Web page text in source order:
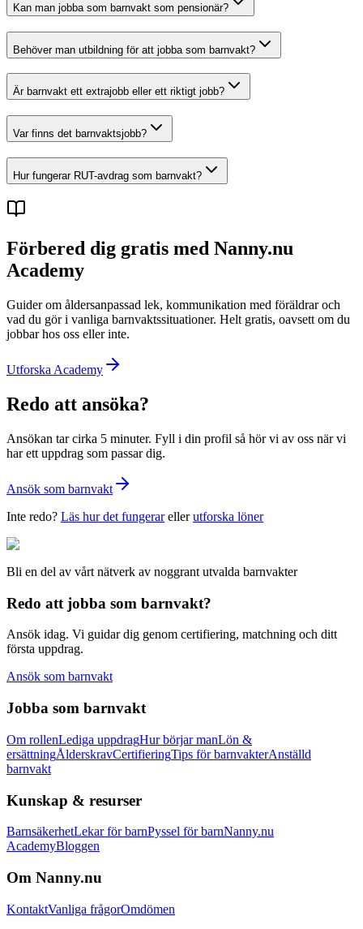
Kan man jobba som barnvakt som pensionär?
Behöver man utbildning för att jobba som barnvakt?
Är barnvakt ett extrajobb eller ett riktigt jobb?
Var finns det barnvaktsjobb?
Hur fungerar RUT-avdrag som barnvakt?
Förbered dig gratis med Nanny.nu
Academy
Guider om åldersanpassad lek, kommunikation med föräldrar och
vad du gör i vanliga barnvaktssituationer. Helt gratis, oavsett om du
jobbar hos oss eller inte.
Utforska Academy
Redo att ansöka?
Ansökan tar cirka 5 minuter. Fyll i din profil så hör vi av oss när vi
har ett uppdrag som passar dig.
Ansök som barnvakt
Inte redo? Läs hur det fungerar eller utforska löner
Bli en del av vårt nätverk av noggrant utvalda barnvakter
Redo att jobba som barnvakt?
Ansök idag. Vi guidar dig genom certifiering, matchning och ditt
första uppdrag.
Ansök som barnvakt
Jobba som barnvakt
Om rollenLediga uppdragHur börjar manLön &
ersättningÅlderskravCertifieringTips för barnvakterAnställd
barnvakt
Kunskap & resurser
BarnsäkerhetLekar för barnPyssel för barnNanny.nu
AcademyBloggen
Om Nanny.nu
KontaktVanliga frågorOmdömen